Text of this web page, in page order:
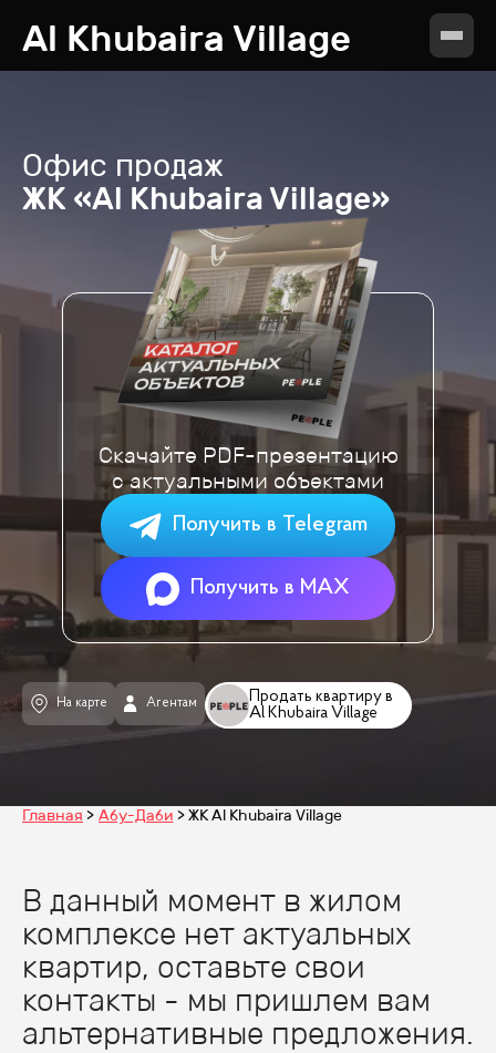
Al Khubaira Village
Офис продаж
ЖК «Al Khubaira Village»
Продать квартиру в
Al Khubaira Village
На карте Агентам
Скачайте PDF-презентацию
с актуальными объектами
Получить в Telegram
Получить в MAX
Главная Абу-Даби ЖК Al Khubaira Village
В данный момент в жилом
комплексе нет актуальных
квартир, оставьте свои
контакты - мы пришлем вам
альтернативные предложения.